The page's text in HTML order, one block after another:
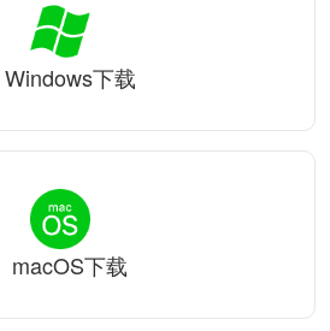
Windows下载
macOS下载